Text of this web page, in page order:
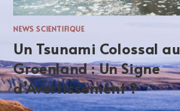
NEWS SCIENTIFIQUE
Un Tsunami Colossal au
Groenland : Un Signe
d’Avertissement ?